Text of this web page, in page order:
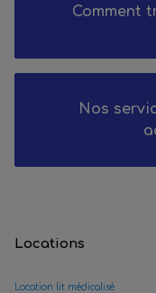
Comment
Nos
Locations
Location lit médicalisé